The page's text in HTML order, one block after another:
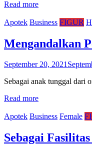
Read more
Apotek Business FIGUR
Mengandalkan
September 20, 2021
Sebagai anak tunggal dari
Read more
Apotek Business Female
Sebagai